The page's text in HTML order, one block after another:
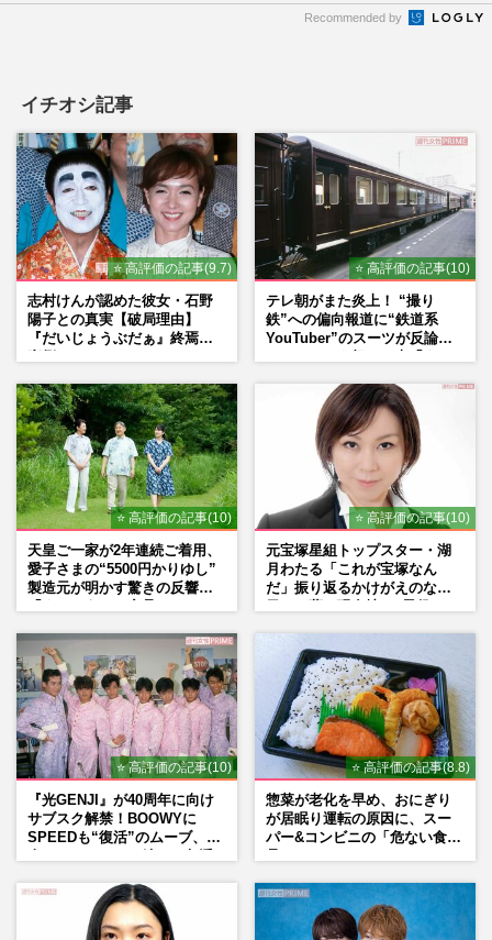
Recommended by
イチオシ記事
⭐ 高評価の記事(9.7)
志村けんが認めた彼女・石野
陽子との真実【破局理由】
『だいじょうぶだぁ』終焉の
⭐ 高評価の記事(10)
テレ朝がまた炎上！ “撮り
鉄”への偏向報道に“鉄道系
YouTuber”のスーツが反論
⭐ 高評価の記事(10)
天皇ご一家が2年連続ご着用、
愛子さまの“5500円かりゆし”
製造元が明かす驚きの反響
⭐ 高評価の記事(10)
元宝塚星組トップスター・湖
月わたる「これが宝塚なん
だ」振り返るかけがえのない
⭐ 高評価の記事(10)
『光GENJI』が40周年に向け
サブスク解禁！BOOWYに
SPEEDも“復活”のムーブ、本
⭐ 高評価の記事(8.8)
惣菜が老化を早め、おにぎり
が居眠り運転の原因に、スー
パー&コンビニの「危ない食